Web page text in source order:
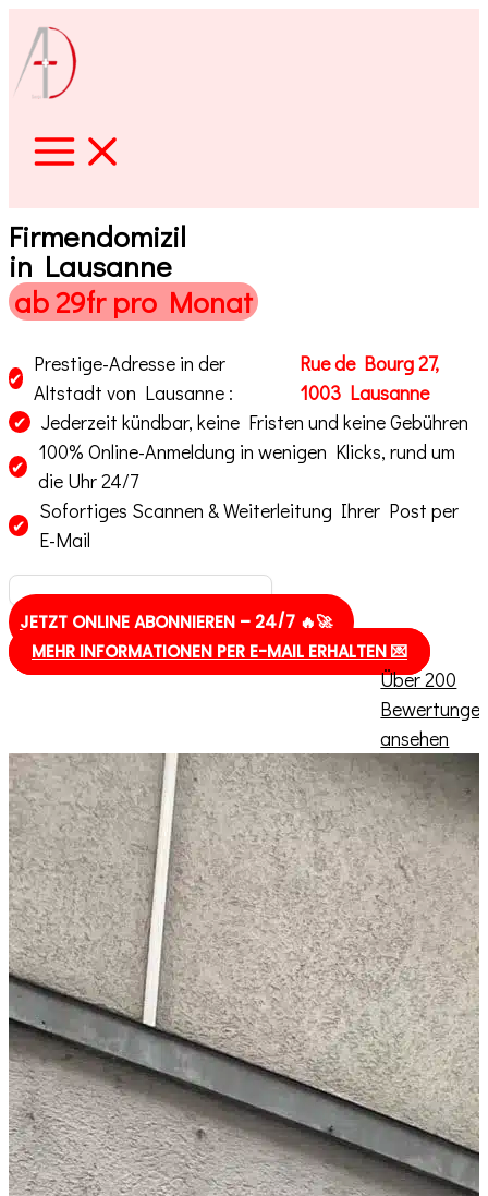
Zum
Inhalt
springen
Firmendomizil
in Lausanne
ab 29fr pro Monat
✔
Prestige-Adresse in der
Altstadt von Lausanne :
Rue de Bourg 27,
1003 Lausanne
✔ Jederzeit kündbar, keine Fristen und keine Gebühren
✔
100% Online-Anmeldung in wenigen Klicks, rund um
die Uhr 24/7
✔
Sofortiges Scannen & Weiterleitung Ihrer Post per
E-Mail
JETZT ONLINE ABONNIEREN – 24/7 🔥🚀
MEHR INFORMATIONEN PER E-MAIL ERHALTEN 💌
Über 200
ansehen